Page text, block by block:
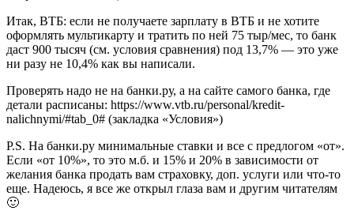
Итак, ВТБ: если не получаете зарплату в ВТБ и не хотите
оформлять мультикарту и тратить по ней 75 тыр/мес, то банк
даст 900 тысяч (см. условия сравнения) под 13,7% — это уже
ни разу не 10,4% как вы написали.
Проверять надо не на банки.ру, а на сайте самого банка, где
детали расписаны: https://www.vtb.ru/personal/kredit-
nalichnymi/#tab_0# (закладка «Условия»)
P.S. На банки.ру минимальные ставки и все с предлогом «от».
Если «от 10%», то это м.б. и 15% и 20% в зависимости от
желания банка продать вам страховку, доп. услуги или что-то
еще. Надеюсь, я все же открыл глаза вам и другим читателям
🙂